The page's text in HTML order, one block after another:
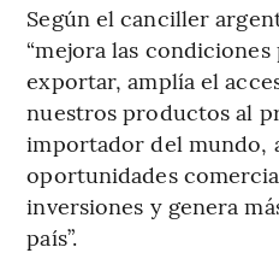
Según el canciller
“mejora las
exportar, amplía el
nuestros productos al
importador del mundo,
oportunidades
inversiones y genera
país”.